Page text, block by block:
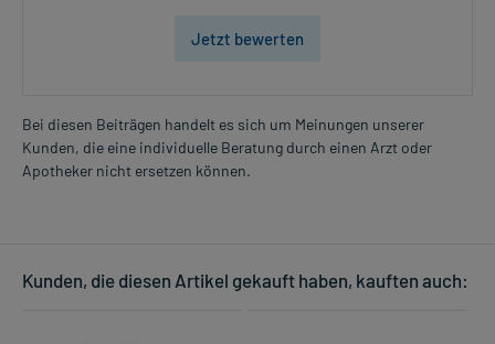
Jetzt bewerten
Bei diesen Beiträgen handelt es sich um Meinungen unserer
Kunden, die eine individuelle Beratung durch einen Arzt oder
Apotheker nicht ersetzen können.
Kunden, die diesen Artikel gekauft haben, kauften auch: